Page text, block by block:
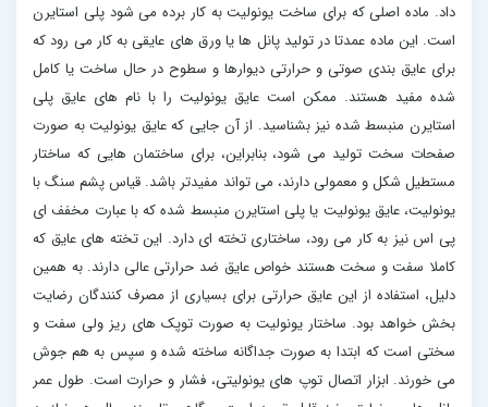
داد. ماده اصلی که برای ساخت یونولیت به کار برده می شود پلی استایرن
است. این ماده عمدتا در تولید پانل ها یا ورق های عایقی به کار می رود که
برای عایق بندی صوتی و حرارتی دیوارها و سطوح در حال ساخت یا کامل
شده مفید هستند. ممکن است عایق یونولیت را با نام های عایق پلی
استایرن منبسط شده نیز بشناسید. از آن جایی که عایق یونولیت به صورت
صفحات سخت تولید می شود، بنابراین، برای ساختمان هایی که ساختار
مستطیل شکل و معمولی دارند، می تواند مفیدتر باشد. قیاس پشم سنگ با
یونولیت، عایق یونولیت یا پلی استایرن منبسط شده که با عبارت مخفف ای
پی اس نیز به کار می رود، ساختاری تخته ای دارد. این تخته های عایق که
کاملا سفت و سخت هستند خواص عایق ضد حرارتی عالی دارند. به همین
دلیل، استفاده از این عایق حرارتی برای بسیاری از مصرف کنندگان رضایت
بخش خواهد بود. ساختار یونولیت به صورت توپک های ریز ولی سفت و
سختی است که ابتدا به صورت جداگانه ساخته شده و سپس به هم جوش
می خورند. ابزار اتصال توپ های یونولیتی، فشار و حرارت است. طول عمر